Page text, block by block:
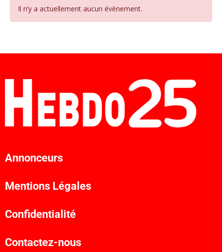
Il n’y a actuellement aucun évènement.
Annonceurs
Mentions Légales
Confidentialité
Contactez-nous